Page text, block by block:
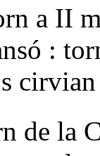
a II
:
de la